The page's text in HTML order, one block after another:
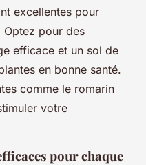
excellentes pour
pour des
efficace et un sol de
en bonne santé.
comme le romarin
votre
pour chaque